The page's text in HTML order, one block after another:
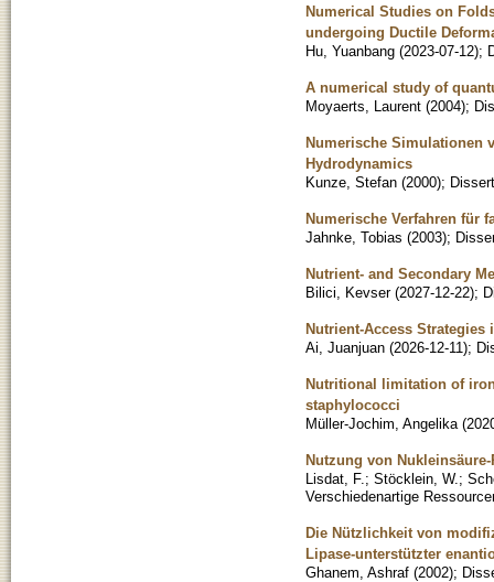
Numerical Studies on
undergoing Ductile
Hu, Yuanbang (2023-07-12);
A numerical study of
Moyaerts, Laurent (2004);
Numerische Simulationen
Hydrodynamics
Kunze, Stefan (2000);
Numerische Verfahren für
Jahnke, Tobias (2003);
Nutrient- and Secondary
Bilici, Kevser (2027-12-22);
Nutrient-Access
Ai, Juanjuan (2026-12-11);
Nutritional limitation of
staphylococci
Müller-Jochim, Angelika (
Nutzung von
Lisdat, F. ; Stöcklein, W. ;
Verschiedenartige
Die Nützlichkeit von
Lipase-unterstützter
Ghanem, Ashraf (2002);